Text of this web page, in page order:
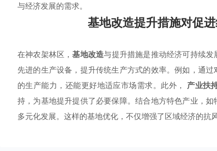
与经济发展的需求。
基地改造提升措施对促
在神农架林区，基地改造与提升措施是推动经济可持续
先进的生产设备，提升传统生产方式的效率。例如，通
的生产能力，还能更好地适应市场需求。此外， 产业扶
持，为基地提升提供了必要保障。结合地方特色产业，
多元化发展。这样的基地优化，不仅增强了区域经济的抗